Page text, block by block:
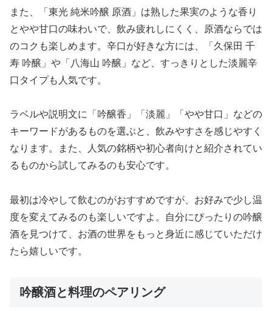
また、「東光 純米吟醸 原酒」は熟した果実のような香り
とやや甘口の味わいで、飲み疲れしにくく、原酒ならでは
のコクも楽しめます。辛口が好きな方には、「久保田 千
寿 吟醸」や「八海山 吟醸」など、すっきりとした淡麗辛
口タイプも人気です。
ラベルや説明文に「吟醸香」「淡麗」「やや甘口」などの
キーワードがあるものを選ぶと、飲みやすさを感じやすく
なります。また、人気の銘柄や初心者向けと紹介されてい
るものから試してみるのも安心です。
最初は冷やして飲むのがおすすめですが、お好みで少し温
度を変えてみるのも楽しいですよ。自分にぴったりの吟醸
酒を見つけて、お酒の世界をもっと身近に感じていただけ
たら嬉しいです。
吟醸酒と料理のペアリング